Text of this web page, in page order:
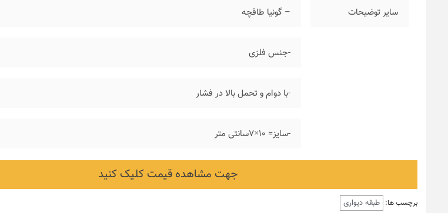
سایر توضیحات – گونیا طاقچه
-جنس فلزی
-با دوام و تحمل بالا در فشار
-سایز= ۱۰×۷سانتی متر
جهت مشاهده قیمت کلیک کنید
برچسب ها: طبقه دیواری